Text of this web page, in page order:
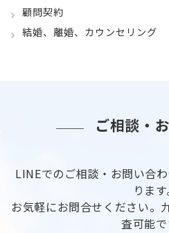
顧問契約
結婚、離婚、カウンセリング
ご相談・
LINEでのご相談・お問い合
ります
お気軽にお問合せください。
査可能で